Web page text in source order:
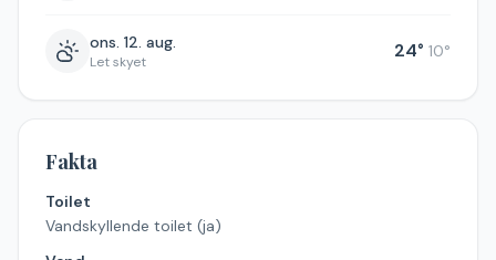
ons. 12. aug.
Let skyet 24° 10°
Fakta
Toilet
Vandskyllende toilet (ja)